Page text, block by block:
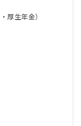
厚生年金）